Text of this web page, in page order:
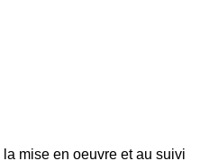
mise en oeuvre et au suivi